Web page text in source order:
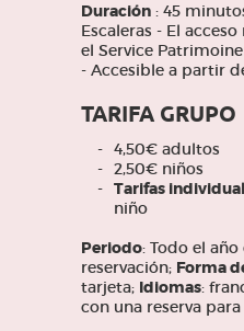
Duración : 45
Escaleras - El
el Service
- Accesible a partir
TARIFA GRUPO
4,50€ adultos
2,50€ niños
Tarifas
niño
Periodo: Todo el año
reservación; Forma
tarjeta; Idiomas:
con una reserva